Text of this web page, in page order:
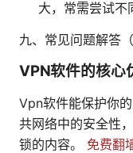
大，常需尝试不
九、常见问题解答（
VPN软件的核心
Vpn软件能保护你
共网络中的安全性
锁的内容。 免费翻